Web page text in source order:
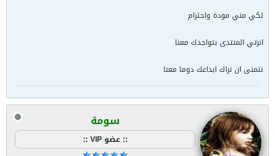
لكي مني مودة واحترام
انرتي المنتدى بتواجدك معنا
نتمنى ان نراك ابداعك دوما معنا
سومة
:: عضو VIP ::